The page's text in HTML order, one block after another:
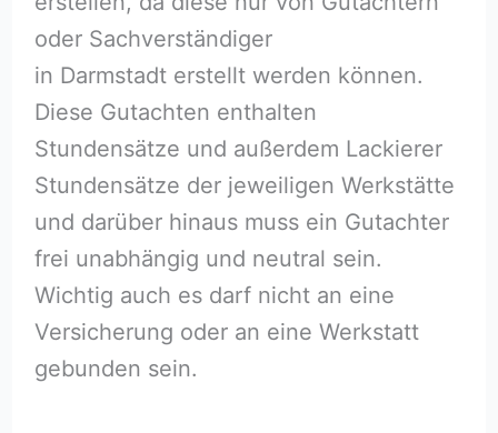
oder Sachverständiger
in Darmstadt erstellt werden können.
Diese Gutachten enthalten
Stundensätze und außerdem Lackierer
Stundensätze der jeweiligen Werkstätte
und darüber hinaus muss ein Gutachter
frei unabhängig und neutral sein.
Wichtig auch es darf nicht an eine
Versicherung oder an eine Werkstatt
gebunden sein.